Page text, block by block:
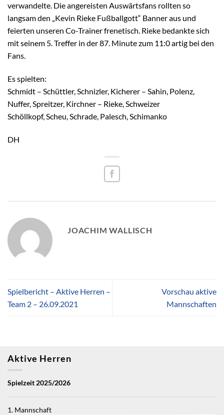
verwandelte. Die angereisten Auswärtsfans rollten so
langsam den „Kevin Rieke Fußballgott“ Banner aus und
feierten unseren Co-Trainer frenetisch. Rieke bedankte sich
mit seinem 5. Treffer in der 87. Minute zum 11:0 artig bei den
Fans.
Es spielten:
Schmidt – Schüttler, Schnizler, Kicherer – Sahin, Polenz,
Nuffer, Spreitzer, Kirchner – Rieke, Schweizer
Schöllkopf, Scheu, Schrade, Palesch, Schimanko
DH
JOACHIM WALLISCH
Spielbericht – Aktive Herren –
Team 2 – 26.09.2021
Vorschau aktive
Mannschaften
Aktive Herren
Spielzeit 2025/2026
1. Mannschaft